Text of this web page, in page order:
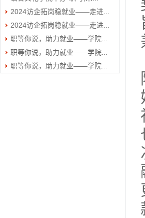
2024访企拓岗稳就业——走进...
2024访企拓岗稳就业——走进...
职等你说，助力就业——学院...
职等你说，助力就业——学院...
职等你说，助力就业——学院...